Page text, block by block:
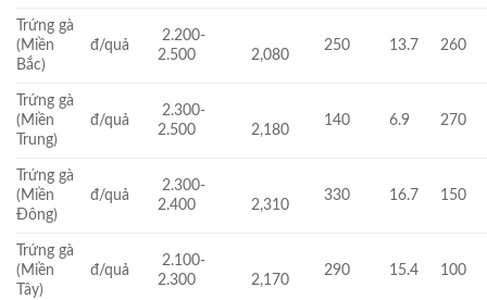
Trứng gà
(Miền
Bắc)
đ/quả
2.200-
2.500
2,080
250 13.7 260
Trứng gà
(Miền
Trung)
đ/quả
2.300-
2.500
2,180
140 6.9 270
Trứng gà
(Miền
Đông)
đ/quả
2.300-
2.400
2,310
330 16.7 150
Trứng gà
(Miền
Tây)
đ/quả
2.100-
2.300
2,170
290 15.4 100